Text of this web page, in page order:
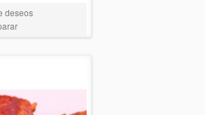
deseos